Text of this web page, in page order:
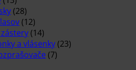
(28)
(12)
(14)
a vlásenky (23)
(7)